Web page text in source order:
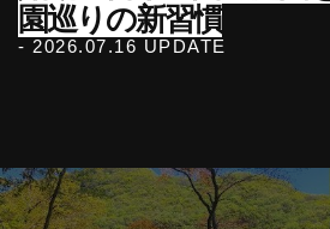
園巡りの新習慣
- 2026.07.16 UPDATE